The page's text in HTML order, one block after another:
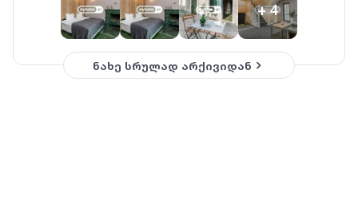
+4
ნახე სრულად არქივიდან